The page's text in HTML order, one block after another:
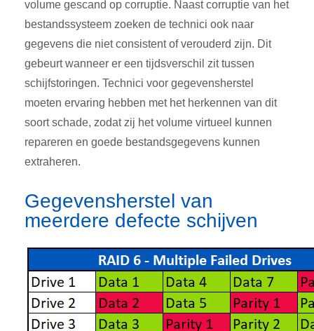
volume gescand op corruptie. Naast corruptie van het
bestandssysteem zoeken de technici ook naar
gegevens die niet consistent of verouderd zijn. Dit
gebeurt wanneer er een tijdsverschil zit tussen
schijfstoringen. Technici voor gegevensherstel
moeten ervaring hebben met het herkennen van dit
soort schade, zodat zij het volume virtueel kunnen
repareren en goede bestandsgegevens kunnen
extraheren.
Gegevensherstel van
meerdere defecte schijven